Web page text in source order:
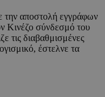
την αποστολή εγγράφων
Κινέζο σύνδεσμό του
τις διαβαθμισμένες
έστελνε τα